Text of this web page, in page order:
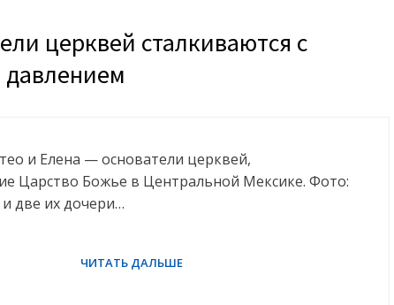
церквей сталкиваются с
и Елена — основатели церквей,
Царство Божье в Центральной Мексике. Фото:
две их дочери…